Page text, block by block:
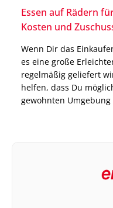
Essen auf Rädern
Kosten und
Wenn Dir das
es eine große
regelmäßig geliefert
helfen, dass Du
gewohnten